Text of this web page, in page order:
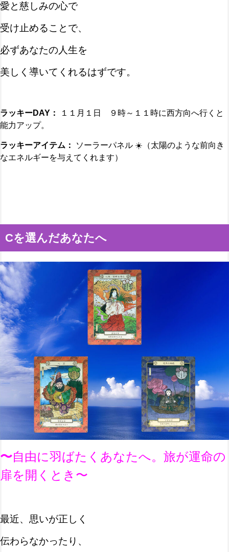
愛と慈しみの心で
受け止めることで、
必ずあなたの人生を
美しく導いてくれるはずです。
ラッキーDAY ：
１１月１日 ９時～１１時に西方向へ行くと
能力アップ。
ラッキーアイテム：
ソーラーパネル ☀️（太陽のような前向き
なエネルギーを与えてくれます）
Cを選んだあなたへ
〜自由に羽ばたくあなたへ。旅が運命の
扉を開くとき 〜
最近、思いが正しく
伝わらなかったり、